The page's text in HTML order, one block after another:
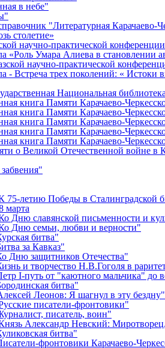
в небе"
"Литературная Карачаево-
столетие»
научно-практической
«Роль Умара Алиева в становлении
научно-практической
- Встреча трех поколений: «
Национальная
книга Памяти Карачаево-
книга Памяти Карачаево-
книга Памяти Карачаево-
книга Памяти Карачаево-
книга Памяти Карачаево-
о Великой Отечественной войне в
75-летию Победы в Сталинградской
марта
Дню славянской письменности и
Дню семьи, любви и верности"
битва"
за Кавказ"
Дню защитников Отечества"
и творчество Н.В.Гоголя в
I-путь от "каютного мальчика" до
битва"
Леонов: Я шагнул в эту бездну"
писатели-фронтовики"
писатель, воин"
Александр Невский:
битва"
фронтовики Карачаево-